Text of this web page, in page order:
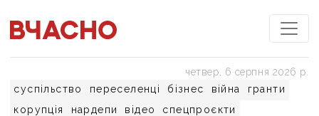
суспільство переселенці бізнес війна
гранти
корупція
нардепи відео спецпроєкти
четвер, 6 серпня 2026 р.